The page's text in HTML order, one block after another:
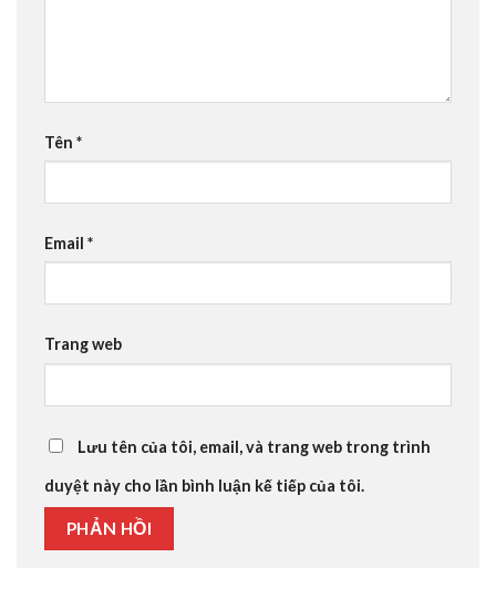
Tên *
Email *
Trang web
Lưu tên của tôi, email, và trang web trong trình
duyệt này cho lần bình luận kế tiếp của tôi.